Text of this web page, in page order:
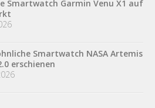
Smartwatch Garmin Venu X1 auf
Smartwatch NASA Artemis
erschienen